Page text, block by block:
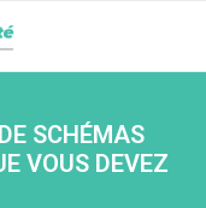
SCHÉMAS
VOUS DEVEZ